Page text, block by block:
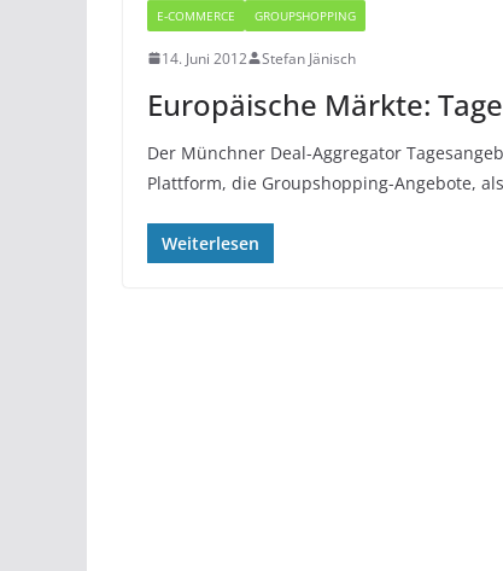
E-COMMERCE GROUPSHOPPING
14. Juni 2012 Stefan Jänisch
Europäische Märkte:
Der Münchner Deal-Aggregator
Plattform, die Groupshopping-Angebote,
Weiterlesen